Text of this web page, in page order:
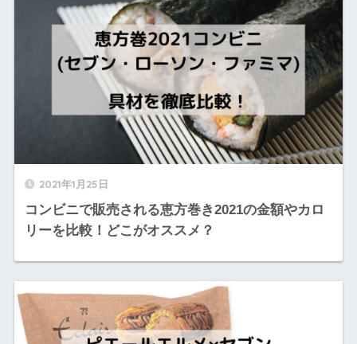
2021年1月25日
コンビニで販売される恵方巻き2021の金額やカロ
リーを比較！どこがオススメ？